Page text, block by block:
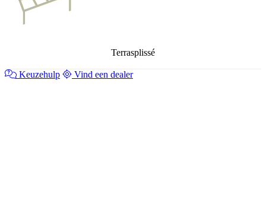
Terrasplissé
Keuzehulp Vind een dealer